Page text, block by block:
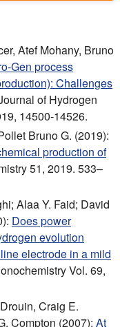
Atef Mohany, Bruno
Gen process
Challenges
of Hydrogen
14500-14526.
Bruno G. (2019):
production of
51, 2019. 533–
Alaa Y. Faid; David
Does power
evolution
electrode in a mild
Vol. 69,
Craig E.
Compton (2007): At